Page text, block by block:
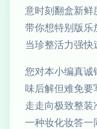
意时刻翻盒新鲜
带你想特别版乐
当珍整活力强快
您对本小编真诚
味后解但难免要
走走向极致整
一种妆化妆答一